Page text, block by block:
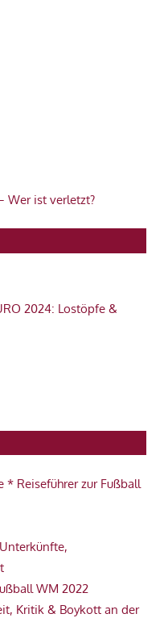
Wer ist verletzt?
2024: Lostöpfe &
* Reiseführer zur Fußball
WM 2022
Kritik & Boykott an der